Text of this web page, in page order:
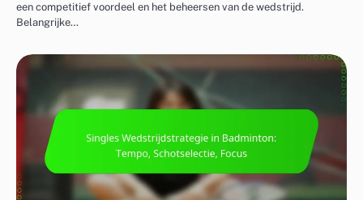
een competitief voordeel en het beheersen van de wedstrijd.
Belangrijke…